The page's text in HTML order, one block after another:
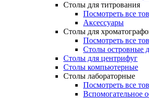
Столы для титрования
Посмотреть все
Аксессуары
Столы для
Посмотреть все
Столы островные
Столы для центрифуг
Столы компьютерные
Столы лабораторные
Посмотреть все
Вспомогательное